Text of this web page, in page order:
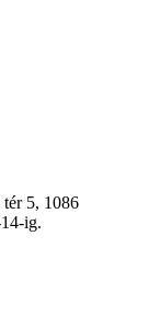
5, 1086
ig.